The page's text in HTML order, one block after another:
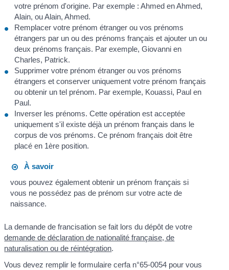
votre prénom d'origine. Par exemple : Ahmed en Ahmed,
Alain, ou Alain, Ahmed.
Remplacer votre prénom étranger ou vos prénoms
étrangers par un ou des prénoms français et ajouter un ou
deux prénoms français. Par exemple, Giovanni en
Charles, Patrick.
Supprimer votre prénom étranger ou vos prénoms
étrangers et conserver uniquement votre prénom français
ou obtenir un tel prénom. Par exemple, Kouassi, Paul en
Paul.
Inverser les prénoms. Cette opération est acceptée
uniquement s'il existe déjà un prénom français dans le
corpus de vos prénoms. Ce prénom français doit être
placé en 1ère position.
À savoir
vous pouvez également obtenir un prénom français si
vous ne possédez pas de prénom sur votre acte de
naissance.
La demande de francisation se fait lors du dépôt de votre
demande de déclaration de nationalité française, de
naturalisation ou de réintégration.
Vous devez remplir le formulaire cerfa n°65-0054 pour vous